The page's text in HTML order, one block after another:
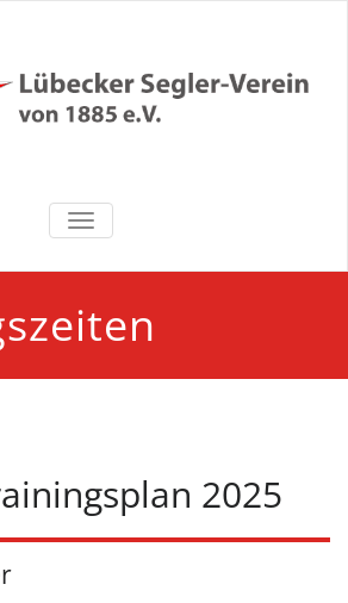
von 1885 e.V.
NAVIGATION UMSCHALTEN
2025